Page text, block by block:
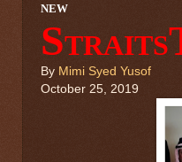
NEW
STRAITS
By Mimi Syed Yusof
October 25, 2019